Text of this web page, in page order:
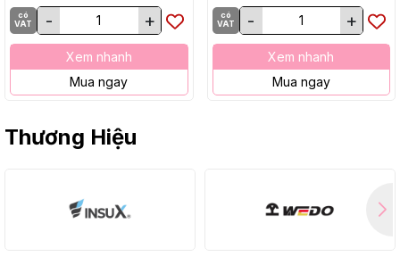
có
VAT
- +
Xem nhanh
Mua ngay
có
VAT
- +
Xem nhanh
Mua ngay
Thương Hiệu